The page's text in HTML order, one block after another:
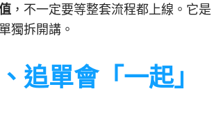
，不一定要等整套流程都上線。它是
獨拆開講。
追單會「一起」